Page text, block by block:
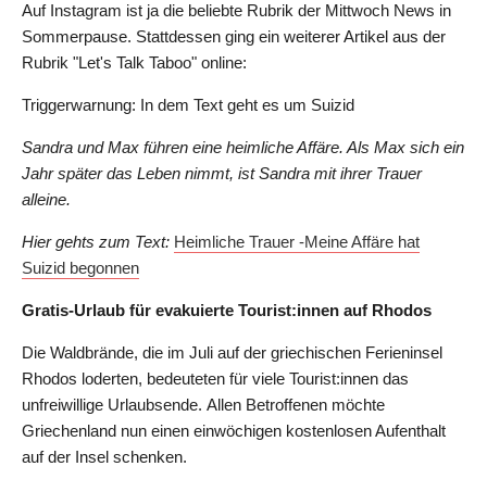
Auf Instagram ist ja die beliebte Rubrik der Mittwoch News in
Sommerpause. Stattdessen ging ein weiterer Artikel aus der
Rubrik "Let's Talk Taboo" online:
Triggerwarnung: In dem Text geht es um Suizid
Sandra und Max führen eine heimliche Affäre. Als Max sich ein
Jahr später das Leben nimmt, ist Sandra mit ihrer Trauer
alleine.
Hier gehts zum Text: Heimliche Trauer -Meine Affäre hat
Suizid begonnen
Gratis-Urlaub für evakuierte Tourist:innen auf Rhodos
Die Waldbrände, die im Juli auf der griechischen Ferieninsel
Rhodos loderten, bedeuteten für viele Tourist:innen das
unfreiwillige Urlaubsende. Allen Betroffenen möchte
Griechenland nun einen einwöchigen kostenlosen Aufenthalt
auf der Insel schenken.